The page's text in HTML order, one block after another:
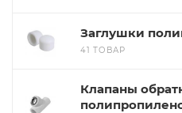
Заглушки
41 ТОВАР
Клапаны